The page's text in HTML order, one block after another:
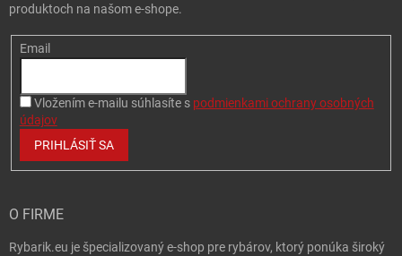
produktoch na našom e-shope.
Email
Vložením e-mailu súhlasíte s podmienkami ochrany osobných
údajov
PRIHLÁSIŤ SA
O FIRME
Rybarik.eu je špecializovaný e-shop pre rybárov, ktorý ponúka široký